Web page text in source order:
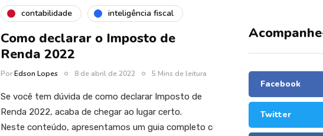
contabilidade inteligência fiscal
Como declarar o Imposto de
Renda 2022
PorEdson Lopes 8 de abril de 2022 5 Mins de leitura
Se você tem dúvida de como declarar Imposto de
Renda 2022, acaba de chegar ao lugar certo.
Neste conteúdo, apresentamos um guia completo com a intenção de ajudar
Facebook
Twitter